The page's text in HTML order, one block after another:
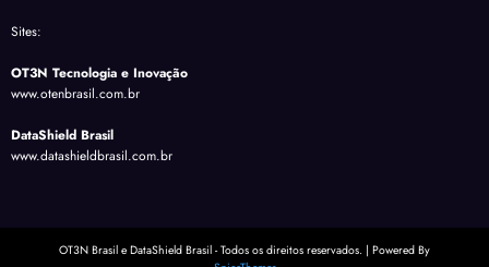
Sites:
OT3N Tecnologia e Inovação
www.otenbrasil.com.br
DataShield Brasil
www.datashieldbrasil.com.br
OT3N Brasil e DataShield Brasil - Todos os direitos reservados. | Powered By